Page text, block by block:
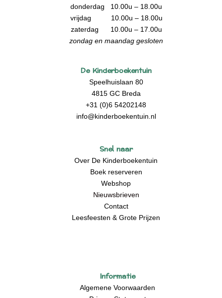
donderdag 10.00u – 18.00u
vrijdag 10.00u – 18.00u
zaterdag 10.00u – 17.00u
zondag en maandag gesloten
De Kinderboekentuin
Speelhuislaan 80
4815 GC Breda
+31 (0)6 54202148
info@kinderboekentuin.nl
Snel naar
Over De Kinderboekentuin
Boek reserveren
Webshop
Nieuwsbrieven
Contact
Leesfeesten & Grote Prijzen
Informatie
Algemene Voorwaarden